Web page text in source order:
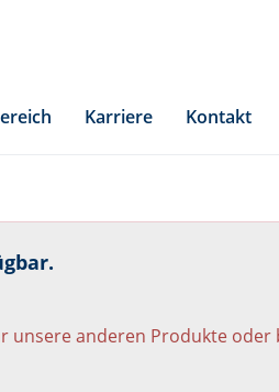
Karriere Kontakt
unsere anderen Produkte oder